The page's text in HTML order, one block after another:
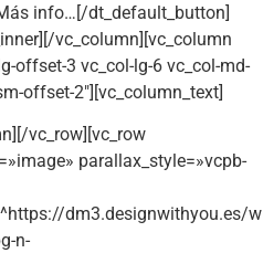
info…[/dt_default_button]
vc_column][vc_column
offset-3 vc_col-lg-6 vc_col-md-
offset-2″][vc_column_text]
vc_row][vc_row
parallax_style=»vcpb-
dm3.designwithyou.es/
n-